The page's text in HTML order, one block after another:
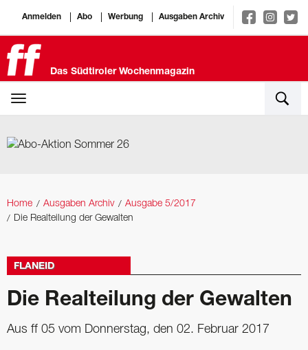
Anmelden Abo Werbung Ausgaben Archiv
Das Südtiroler Wochenmagazin
Home Ausgaben Archiv
Ausgabe 5/2017
Die Realteilung der Gewalten
FLANEID
Die Realteilung der Gewalten
Aus ff 05 vom Donnerstag, den 02. Februar 2017